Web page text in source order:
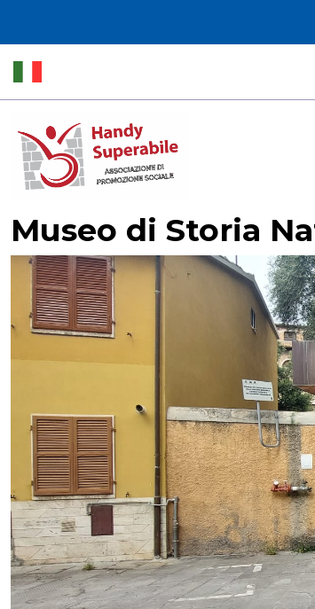
Museo di Storia